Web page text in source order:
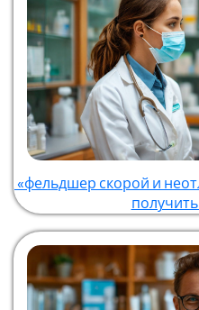
«фельдшер скорой и